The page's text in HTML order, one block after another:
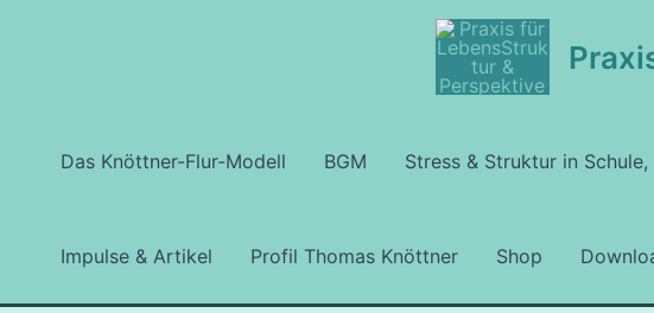
Das Knöttner-Flur-Modell BGM Stress & Struktur in
Impulse & Artikel Profil Thomas Knöttner Shop